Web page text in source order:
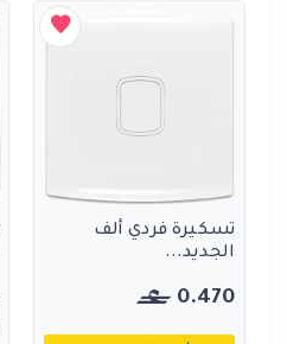
تسكيرة فردي ألف
الجديد...
0.470